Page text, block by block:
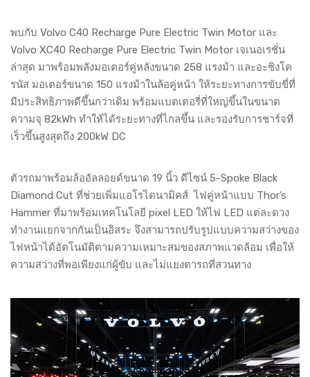
พบกับ Volvo C40 Recharge Pure Electric Twin Motor และ
Volvo XC40 Recharge Pure Electric Twin Motor เจเนอเรชั่น
ล่าสุด มาพร้อมพลังมอเตอร์คู่หลังขนาด 258 แรงม้า และอะซิงโค
รนัส มอเตอร์ขนาด 150 แรงม้าในล้อคู่หน้า ให้ระยะทางการขับขี่ที่
มีประสิทธิภาพดีขึ้นกว่าเดิม พร้อมแบตเตอรี่ที่ใหญ่ขึ้นในขนาด
ความจุ 82kWh ทำให้ได้ระยะทางที่ไกลขึ้น และรองรับการชาร์จที่
เร็วขึ้นสูงสุดถึง 200kW DC
ตัวรถมาพร้อมล้ออัลลอยด์ขนาด 19 นิ้ว ดีไซน์ 5-Spoke Black
Diamond Cut ที่ช่วยเพิ่มแอโรไดนามิคส์ ไฟคู่หน้าแบบ Thor’s
Hammer ที่มาพร้อมเทคโนโลยี pixel LED ให้ไฟ LED แต่ละดวง
ทำงานแยกจากกันเป็นอิสระ จึงสามารถปรับรูปแบบความสว่างของ
ไฟหน้าได้อัตโนมัติตามความเหมาะสมของสภาพแวดล้อม เพื่อให้
ความสว่างที่พอเพียงแก่ผู้ขับ และไม่แยงตารถที่สวนทาง